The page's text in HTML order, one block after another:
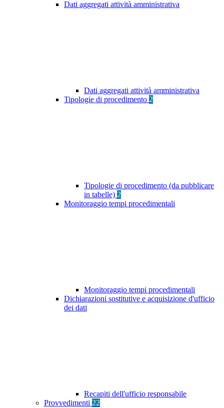
Dati aggregati attività amministrativa
Dati aggregati attività amministrativa
Tipologie di procedimento 2
Tipologie di procedimento (da pubblicare
in tabelle) 2
Monitoraggio tempi procedimentali
Monitoraggio tempi procedimentali
Dichiarazioni sostitutive e acquisizione d'ufficio
dei dati
Recapiti dell'ufficio responsabile
Provvedimenti 22